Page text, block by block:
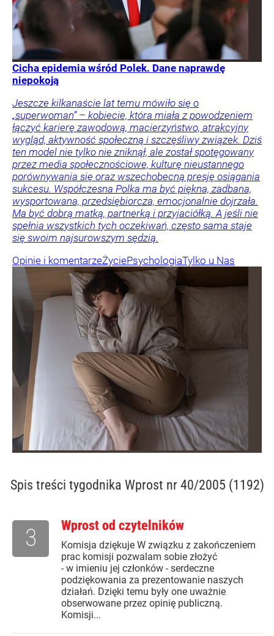
Cicha epidemia wśród Polek. Dane naprawdę
niepokoją
Jeszcze kilkanaście lat temu mówiło się o
„superwoman” – kobiecie, która miała z powodzeniem
łączyć karierę zawodową, macierzyństwo, atrakcyjny
wygląd, aktywność społeczną i szczęśliwy związek. Dziś
ten model nie tylko nie zniknął, ale został spotęgowany
przez media społecznościowe, kulturę nieustannego
porównywania się oraz wszechobecną presję osiągania
sukcesu. Współczesna Polka ma być piękna, zadbana,
wysportowana, przedsiębiorcza, emocjonalnie dojrzała.
Ma być dobrą matką, partnerką i przyjaciółką. A jeśli nie
spełnia wszystkich tych oczekiwań, często sama staje
się swoim najsurowszym sędzią.
Opinie i komentarzeŻyciePsychologiaTylko u Nas
Spis treści tygodnika Wprost nr 40/2005 (1192)
Wprost od czytelników
Komisja dziękuje W związku z zakończeniem
prac komisji pozwalam sobie złożyć
- w imieniu jej członków - serdeczne
podziękowania za prezentowanie naszych
działań. Dzięki temu były one uważnie
obserwowane przez opinię publiczną.
Komisji...
3